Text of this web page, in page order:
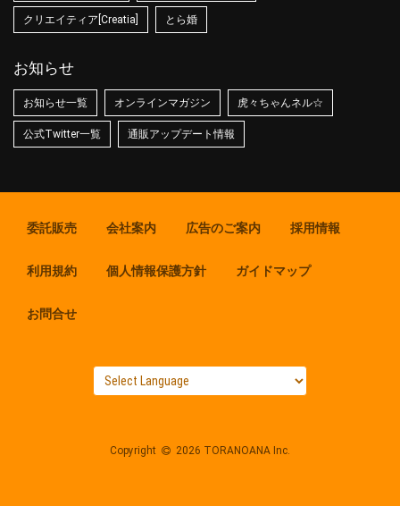
クリエイティア[Creatia] とら婚
お知らせ
お知らせ一覧 オンラインマガジン 虎々ちゃんネル☆
公式Twitter一覧 通販アップデート情報
委託販売 会社案内 広告のご案内 採用情報
利用規約 個人情報保護方針 ガイドマップ
お問合せ
Copyright 2026 TORANOANA Inc.